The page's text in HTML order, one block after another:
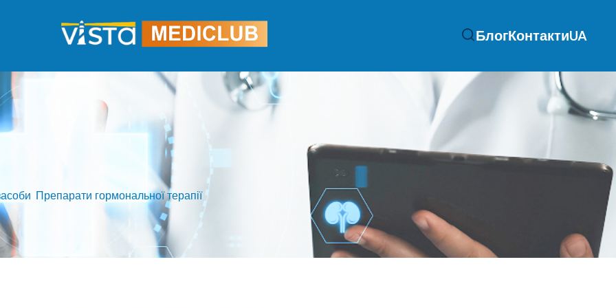
БлогКонтактиUA
Препарати гормональної терапії